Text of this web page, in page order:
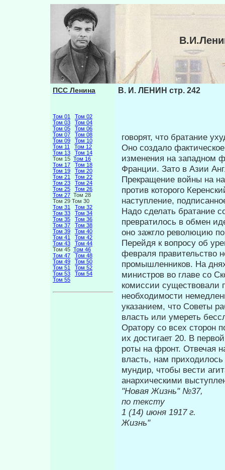
ПСС Ленина
Том 01
Том 02
Том 03
Том 04
Том 05
Том 06
Том 07
Том 08
Том 09
Том 10
Том 11
Том 12
Том 13
Том 14
Том 15 Том 16
Том 17
Том 18
Том 19
Том 20
Том 21
Том 22
Том 23
Том 24
Том 25
Том 26
Том 27 Том 28
Том 29 Том 30
Том 31
Том 32
Том 33
Том 34
Том 35
Том 36
Том 37
Том 38
Том 39
Том 40
Том 41
Том 42
Том 43
Том 44
Том 45 Том 46
Том 47
Том 48
Том 49
Том 50
Том 51
Том 52
Том 53
Том 54
Том 55
В. И. ЛЕНИН стр. 242
говорят, что братание
Оно соз­дало
изменения на за­падном
Франции. Зато в Азии
Прекращение войны на
против которого
наступление,
Надо сделать братание
превратилось в об­мен
оно зажгло революцию
Перейдя к вопросу об
фев­раля правительство
промышленни­ков. На
министров во главе со
комиссии существовали
необходимости
указанием, что Советы
власть или умереть
Оратору со всех сторон
их достигает 20. В
роты на фронт. Отвечая
власть, нам
мундир, чтобы вести
анархическими
"Новая
по тексту
1 (14)
Жизнь"